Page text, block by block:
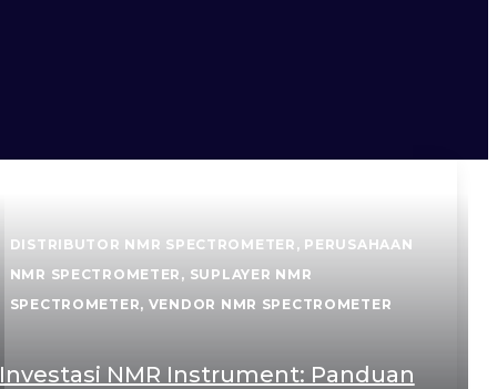
DISTRIBUTOR NMR SPECTROMETER , PERUSAHAAN
NMR SPECTROMETER , SUPLAYER NMR
SPECTROMETER, VENDOR NMR SPECTROMETER
Investasi NMR Instrument: Panduan